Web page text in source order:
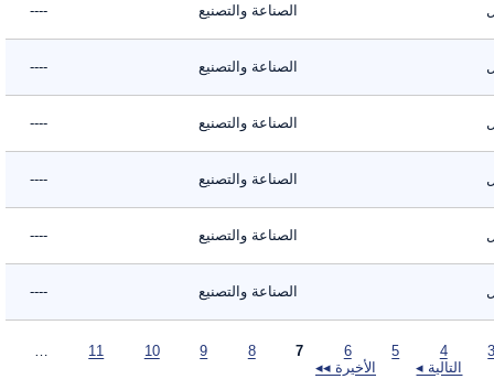
الصناعة والتصنيع ----
الصناعة والتصنيع ----
الصناعة والتصنيع ----
الصناعة والتصنيع ----
الصناعة والتصنيع ----
الصناعة والتصنيع ----
التالية ◂
الأخيرة ◂◂